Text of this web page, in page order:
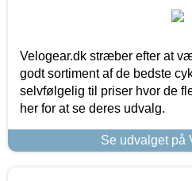
Velogear.dk stræber efter at
godt sortiment af de bedste
selvfølgelig til priser hvor de
her for at se deres udvalg.
Se udvalget på